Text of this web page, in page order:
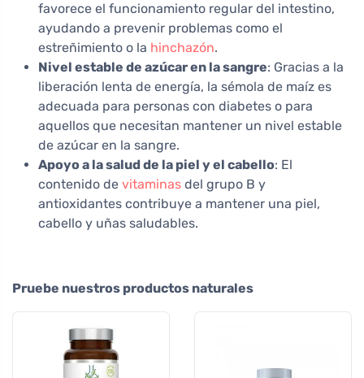
favorece el funcionamiento regular del intestino,
ayudando a prevenir problemas como el
estreñimiento o la hinchazón.
Nivel estable de azúcar en la sangre: Gracias a la
liberación lenta de energía, la sémola de maíz es
adecuada para personas con diabetes o para
aquellos que necesitan mantener un nivel estable
de azúcar en la sangre.
Apoyo a la salud de la piel y el cabello: El
contenido de vitaminas del grupo B y
antioxidantes contribuye a mantener una piel,
cabello y uñas saludables.
Pruebe nuestros productos naturales